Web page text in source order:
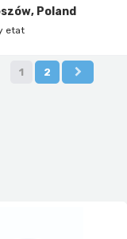
Poland
etat
1 2